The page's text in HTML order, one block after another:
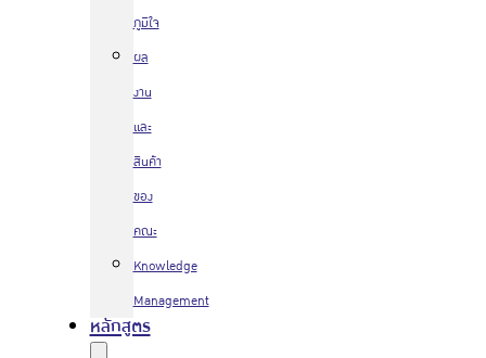
ภูมิใจ
ผล
งาน
และ
สินค้า
ของ
คณะ
Knowledge
Management
หลักสูตร